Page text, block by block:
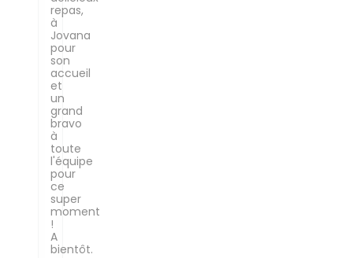
repas,
à
Jovana
pour
son
accueil
et
un
grand
bravo
à
toute
l'équipe
pour
ce
super
moment
!
A
bientôt.